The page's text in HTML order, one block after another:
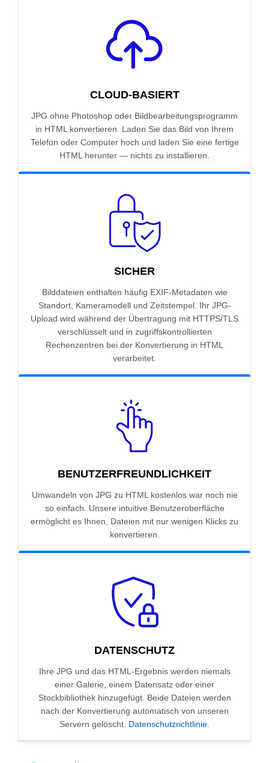
CLOUD-BASIERT
JPG ohne Photoshop oder Bildbearbeitungsprogramm
in HTML konvertieren. Laden Sie das Bild von Ihrem
Telefon oder Computer hoch und laden Sie eine fertige
HTML herunter — nichts zu installieren.
SICHER
Bilddateien enthalten häufig EXIF-Metadaten wie
Standort, Kameramodell und Zeitstempel. Ihr JPG-
Upload wird während der Übertragung mit HTTPS/TLS
verschlüsselt und in zugriffskontrollierten
Rechenzentren bei der Konvertierung in HTML
verarbeitet.
BENUTZERFREUNDLICHKEIT
Umwandeln von JPG zu HTML kostenlos war noch nie
so einfach. Unsere intuitive Benutzeroberfläche
ermöglicht es Ihnen, Dateien mit nur wenigen Klicks zu
konvertieren.
DATENSCHUTZ
Ihre JPG und das HTML-Ergebnis werden niemals
einer Galerie, einem Datensatz oder einer
Stockbibliothek hinzugefügt. Beide Dateien werden
nach der Konvertierung automatisch von unseren
Servern gelöscht. Datenschutzrichtlinie.